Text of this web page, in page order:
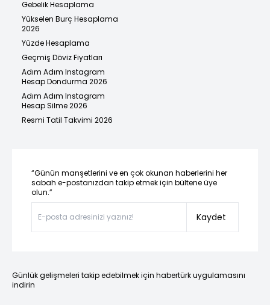
Gebelik Hesaplama
Yükselen Burç Hesaplama
2026
Yüzde Hesaplama
Geçmiş Döviz Fiyatları
Adım Adım Instagram
Hesap Dondurma 2026
Adım Adım Instagram
Hesap Silme 2026
Resmi Tatil Takvimi 2026
“Günün manşetlerini ve en çok okunan haberlerini her
sabah e-postanızdan takip etmek için bültene üye
olun.”
Kaydet
Günlük gelişmeleri takip edebilmek için habertürk uygulamasını
indirin